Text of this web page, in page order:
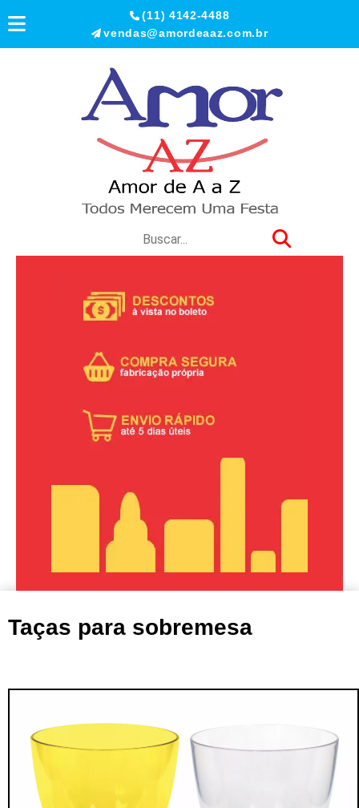
(11) 4142-4488
vendas@amordeaaz.com.br
Taças para sobremesa